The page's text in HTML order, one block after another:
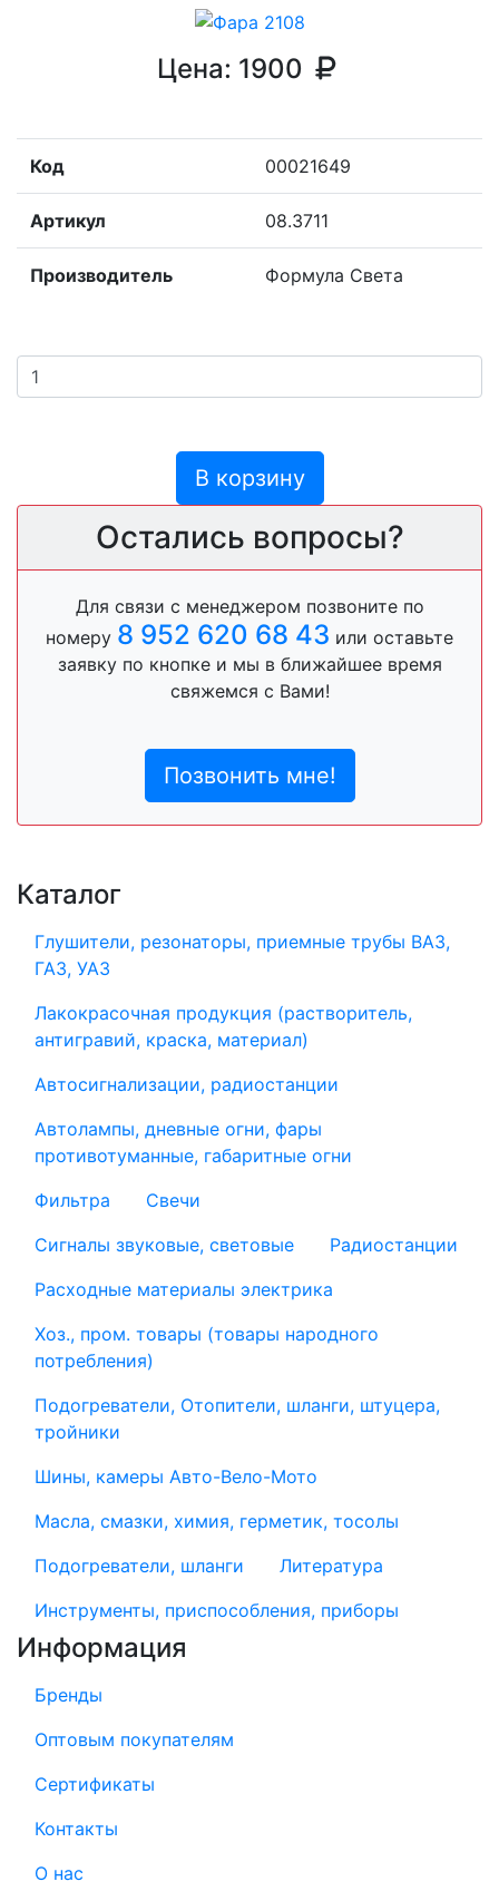
Цена: 1900
Код 00021649
Артикул 08.3711
Производитель Формула Света
В корзину
Остались вопросы?
Для связи с менеджером позвоните по
номеру 8 952 620 68 43 или оставьте
заявку по кнопке и мы в ближайшее время
свяжемся с Вами!
Позвонить мне!
Каталог
Глушители, резонаторы, приемные трубы ВАЗ,
ГАЗ, УАЗ
Лакокрасочная продукция (растворитель,
антигравий, краска, материал)
Автосигнализации, радиостанции
Автолампы, дневные огни, фары
противотуманные, габаритные огни
Фильтра
Свечи
Сигналы звуковые, световые
Радиостанции
Расходные материалы электрика
Хоз., пром. товары (товары народного
потребления)
Подогреватели, Отопители, шланги, штуцера,
тройники
Шины, камеры Авто-Вело-Мото
Масла, смазки, химия, герметик, тосолы
Подогреватели, шланги
Литература
Инструменты, приспособления, приборы
Информация
Бренды
Оптовым покупателям
Сертификаты
Контакты
О нас